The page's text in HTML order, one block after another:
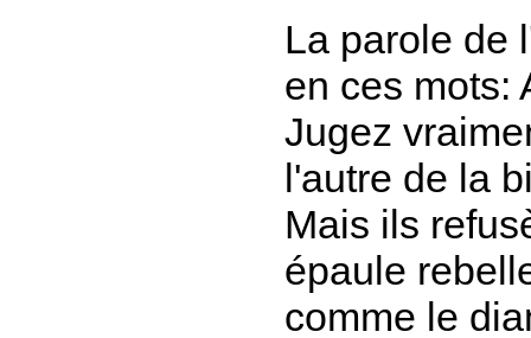
La parole de
en ces mots:
Jugez
l'autre de la
Mais ils
épaule
comme le